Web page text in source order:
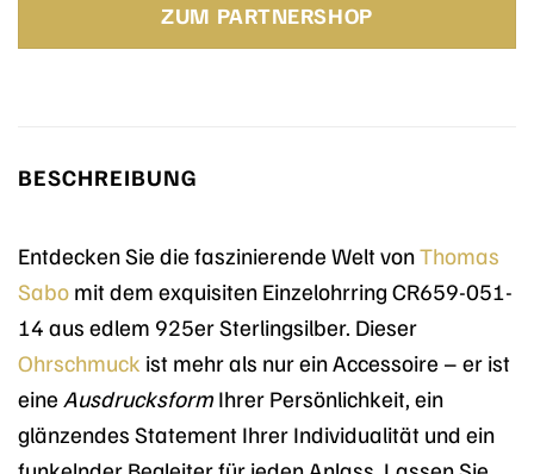
ZUM PARTNERSHOP
BESCHREIBUNG
Entdecken Sie die faszinierende Welt vonThomas
Sabo mit dem exquisiten Einzelohrring CR659-051-
14 aus edlem 925er Sterlingsilber. Dieser
Ohrschmuck ist mehr als nur ein Accessoire – er ist
eine AusdrucksformIhrer Persönlichkeit, ein
glänzendes Statement Ihrer Individualität und ein